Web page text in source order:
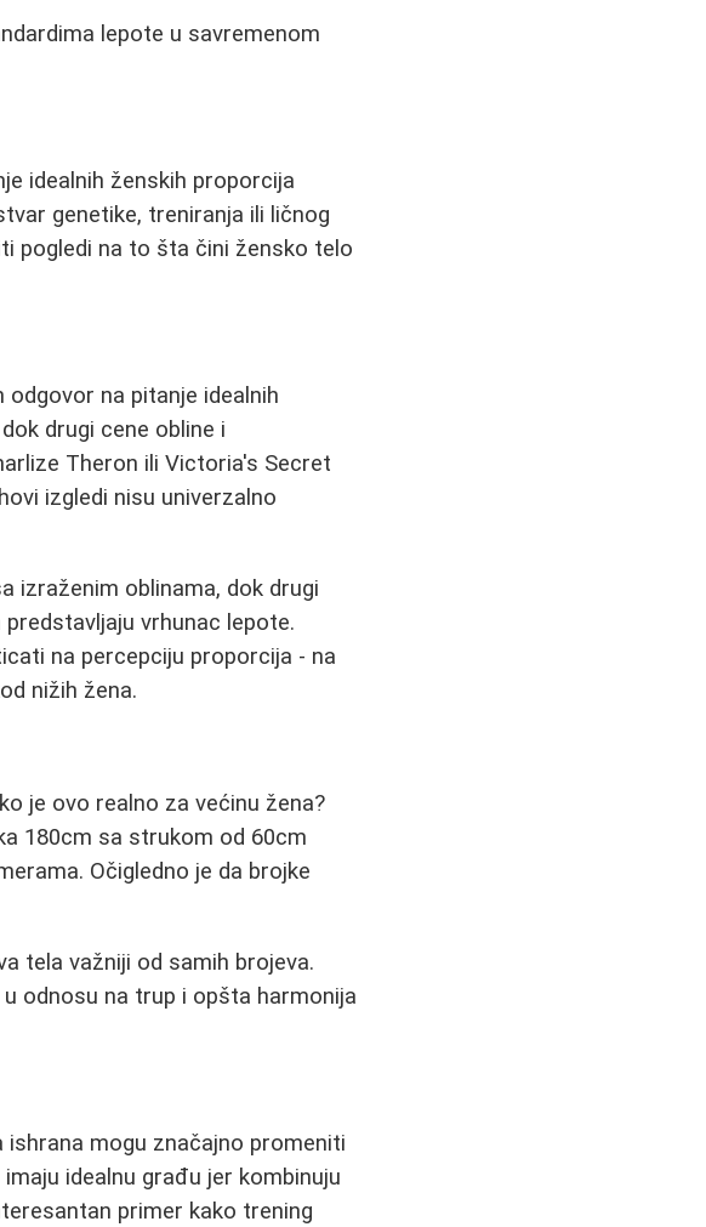
lepote u savremenom
idealnih ženskih proporcija
genetike, treniranja ili ličnog
pogledi na to šta čini žensko telo
na pitanje idealnih
drugi cene obline i
Theron ili Victoria's Secret
izgledi nisu univerzalno
izraženim oblinama, dok drugi
vrhunac lepote.
na percepciju proporcija - na
nižih žena.
je ovo realno za većinu žena?
180cm sa strukom od 60cm
Očigledno je da brojke
tela važniji od samih brojeva.
odnosu na trup i opšta harmonija
mogu značajno promeniti
idealnu građu jer kombinuju
primer kako trening